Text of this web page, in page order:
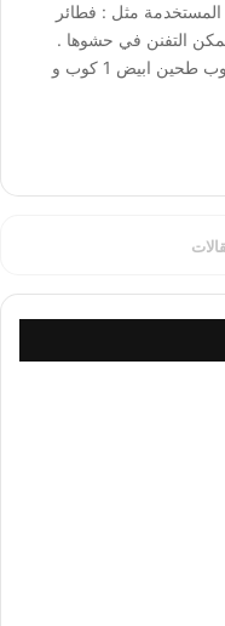
مثل : فطائر
يمكن التفنن في حشوها .
مقادير عجينة الفطائر بالجبنة و الزعتر : 6 كوب طحين ابيض 1 كوب و